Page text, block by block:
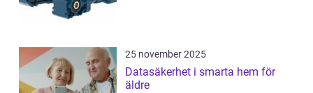
25 november 2025
Datasäkerhet i smarta hem för
äldre